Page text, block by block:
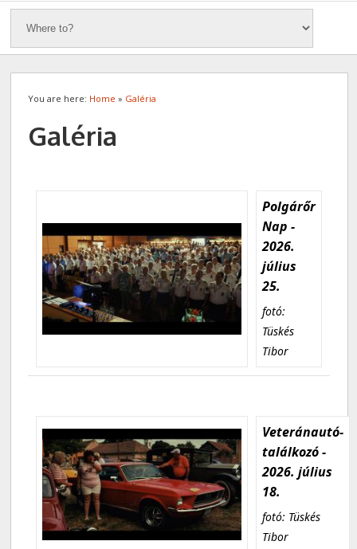
You are here: Home » Galéria
Galéria
Polgárőr
Nap -
2026.
július
25.
fotó:
Tüskés
Tibor
Veteránautó-
találkozó -
2026. július
18.
fotó: Tüskés
Tibor